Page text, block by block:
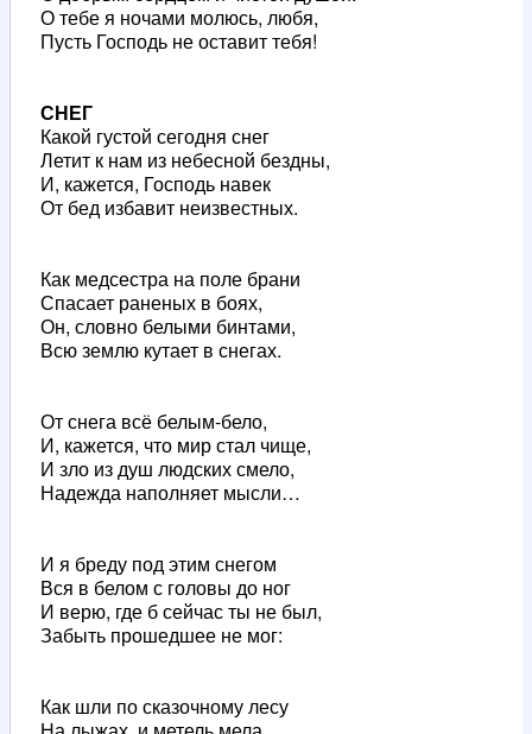
О тебе я ночами молюсь, любя,
Пусть Господь не оставит тебя!
СНЕГ
Какой густой сегодня снег
Летит к нам из небесной бездны,
И, кажется, Господь навек
От бед избавит неизвестных.
Как медсестра на поле брани
Спасает раненых в боях,
Он, словно белыми бинтами,
Всю землю кутает в снегах.
От снега всё белым-бело,
И, кажется, что мир стал чище,
И зло из душ людских смело,
Надежда наполняет мысли…
И я бреду под этим снегом
Вся в белом с головы до ног
И верю, где б сейчас ты не был,
Забыть прошедшее не мог:
Как шли по сказочному лесу